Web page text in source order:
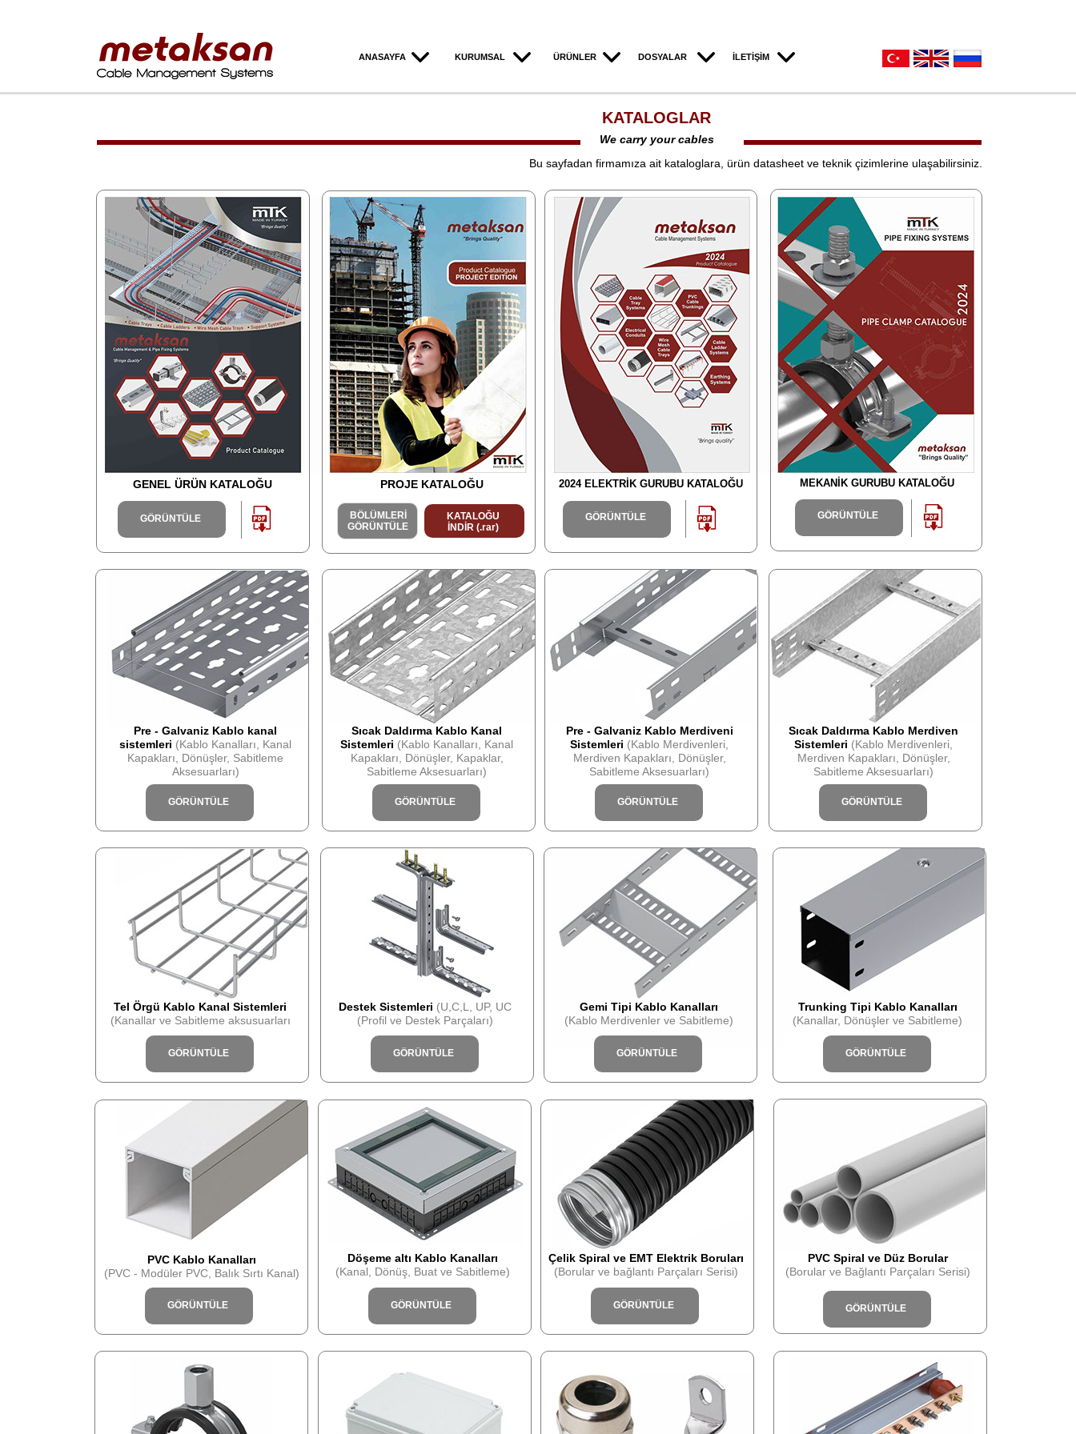
MEKANİK GURUBU KATALOĞU
GÖRÜNTÜLE
PROJE KATALOĞU
KATALOĞU
İNDİR (.rar)
2024 ELEKTRİK GURUBU KATALOĞU
GÖRÜNTÜLE
GENEL ÜRÜN KATALOĞU
GÖRÜNTÜLE
Pre - Galvaniz Kablo kanal
sistemleri (Kablo Kanalları, Kanal
Kapakları, Dönüşler, Sabitleme
Aksesuarları)
GÖRÜNTÜLE
Tel Örgü Kablo Kanal Sistemleri
(Kanallar ve Sabitleme aksusuarları
GÖRÜNTÜLE
Trunking Tipi Kablo Kanalları
(Kanallar, Dönüşler ve Sabitleme)
GÖRÜNTÜLE
Destek Sistemleri (U,C,L, UP, UC
(Profil ve Destek Parçaları)
GÖRÜNTÜLE
Gemi Tipi Kablo Kanalları
(Kablo Merdivenler ve Sabitleme)
GÖRÜNTÜLE
Sıcak Daldırma Kablo Kanal
Sistemleri (Kablo Kanalları, Kanal
Kapakları, Dönüşler, Kapaklar,
Sabitleme Aksesuarları)
GÖRÜNTÜLE
Pre - Galvaniz Kablo Merdiveni
Sistemleri (Kablo Merdivenleri,
Merdiven Kapakları, Dönüşler,
Sabitleme Aksesuarları)
GÖRÜNTÜLE
Sıcak Daldırma Kablo Merdiven
Sistemleri (Kablo Merdivenleri,
Merdiven Kapakları, Dönüşler,
Sabitleme Aksesuarları)
GÖRÜNTÜLE
KATALOGLAR
We carry your cables
Bu sayfadan firmamıza ait kataloglara, ürün datasheet ve teknik çizimlerine ulaşabilirsiniz.
BÖLÜMLERİ
GÖRÜNTÜLE
KURUMSAL ÜRÜNLER DOSYALAR İLETİŞİM
ANASAYFA
Döşeme altı Kablo Kanalları
(Kanal, Dönüş, Buat ve Sabitleme)
GÖRÜNTÜLE
PVC Spiral ve Düz Borular
(Borular ve Bağlantı Parçaları Serisi)
GÖRÜNTÜLE
PVC Kablo Kanalları
(PVC - Modüler PVC, Balık Sırtı Kanal)
GÖRÜNTÜLE
Çelik Spiral ve EMT Elektrik Boruları
(Borular ve bağlantı Parçaları Serisi)
GÖRÜNTÜLE